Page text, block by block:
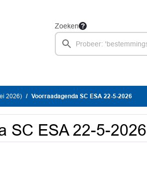
Zoeken
2026) Voorraadagenda SC ESA 22-5-2026
SC ESA 22-5-2026